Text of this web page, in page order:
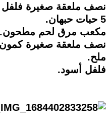
نصف ملعقة صغيرة
5 حبات حبهان.
مكعب مرق لحم مطحون.
نصف ملعقة صغيرة
ملح.
فلفل أسود.